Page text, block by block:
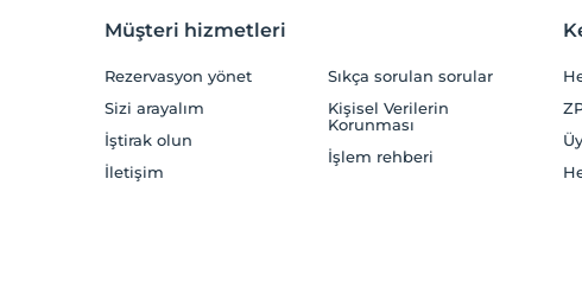
Müşteri hizmetleri
Rezervasyon yönet
Sizi arayalım
İştirak olun
İletişim
Sıkça sorulan sorular
Kişisel Verilerin
Korunması
İşlem rehberi